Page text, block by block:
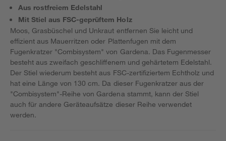
Aus rostfreiem Edelstahl
Mit Stiel aus FSC-geprüftem Holz
Moos, Grasbüschel und Unkraut entfernen Sie leicht und
effizient aus Mauerritzen oder Plattenfugen mit dem
Fugenkratzer "Combisystem" von Gardena. Das Fugenmesser
besteht aus zweifach geschliffenem und gehärtetem Edelstahl.
Der Stiel wiederum besteht aus FSC-zertifiziertem Echtholz und
hat eine Länge von 130 cm. Da dieser Fugenkratzer aus der
"Combisystem"-Reihe von Gardena stammt, kann der Stiel
auch für andere Geräteaufsätze dieser Reihe verwendet
werden.